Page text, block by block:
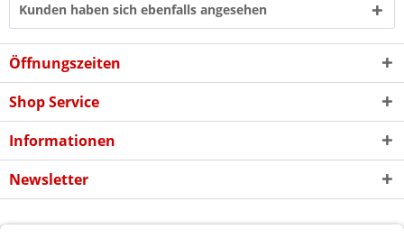
Kunden haben sich ebenfalls angesehen
Öffnungszeiten
Shop Service
Informationen
Newsletter
* Alle Preise inkl. gesetzl. Mehrwertsteuer zzgl. evtl.Versandkostenund